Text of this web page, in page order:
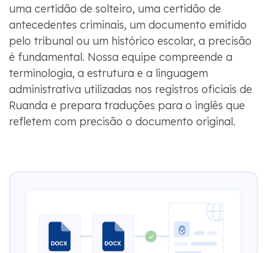
uma certidão de solteiro, uma certidão de
antecedentes criminais, um documento emitido
pelo tribunal ou um histórico escolar, a precisão
é fundamental. Nossa equipe compreende a
terminologia, a estrutura e a linguagem
administrativa utilizadas nos registros oficiais de
Ruanda e prepara traduções para o inglês que
refletem com precisão o documento original.